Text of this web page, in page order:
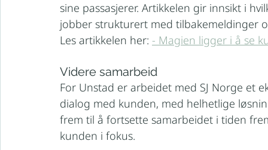
sine passasjerer. Artikkelen gir innsikt i
jobber strukturert med tilbakemeldinger
Les artikkelen her: - Magien ligger i å se
Videre samarbeid
For Unstad er arbeidet med SJ Norge et
dialog med kunden, med helhetlige
frem til å fortsette samarbeidet i tiden
kunden i fokus.